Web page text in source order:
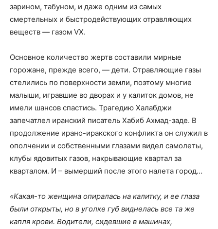
зарином, табуном, и даже одним из самых
смертельных и быстродействующих отравляющих
веществ — газом VX.
Основное количество жертв составили мирные
горожане, прежде всего, — дети. Отравляющие газы
стелились по поверхности земли, поэтому многие
малыши, игравшие во дворах и у калиток домов, не
имели шансов спастись. Трагедию Халабджи
запечатлел иранский писатель Хабиб Ахмад-заде. В
продолжение ирано-иракского конфликта он служил в
ополчении и собственными глазами видел самолеты,
клубы ядовитых газов, накрывающие квартал за
кварталом. И – вымерший после этого налета город…
«Какая-то женщина опиралась на калитку, и ее глаза
были открыты, но в уголке губ виднелась все та же
капля крови. Водители, сидевшие в машинах,